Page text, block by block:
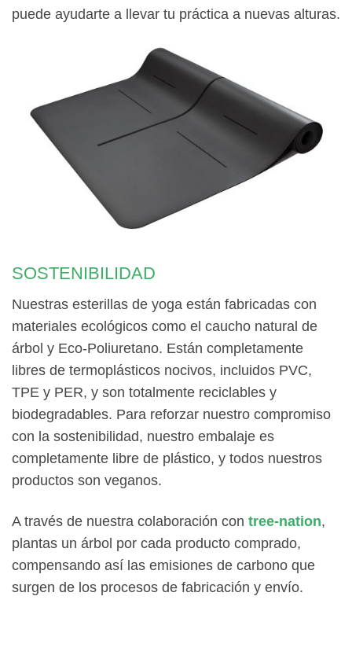
puede ayudarte a llevar tu práctica a nuevas alturas.
SOSTENIBILIDAD
Nuestras esterillas de yoga están fabricadas con
materiales ecológicos como el caucho natural de
árbol y Eco-Poliuretano. Están completamente
libres de termoplásticos nocivos, incluidos PVC,
TPE y PER, y son totalmente reciclables y
biodegradables. Para reforzar nuestro compromiso
con la sostenibilidad, nuestro embalaje es
completamente libre de plástico, y todos nuestros
productos son veganos.
A través de nuestra colaboración con tree-nation,
plantas un árbol por cada producto comprado,
compensando así las emisiones de carbono que
surgen de los procesos de fabricación y envío.